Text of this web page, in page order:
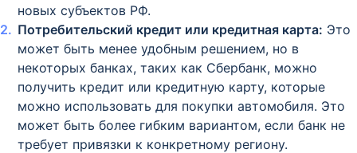
новых субъектов РФ.
Потребительский кредит или кредитная карта: Это
может быть менее удобным решением, но в
некоторых банках, таких как Сбербанк, можно
получить кредит или кредитную карту, которые
можно использовать для покупки автомобиля. Это
может быть более гибким вариантом, если банк не
требует привязки к конкретному региону.